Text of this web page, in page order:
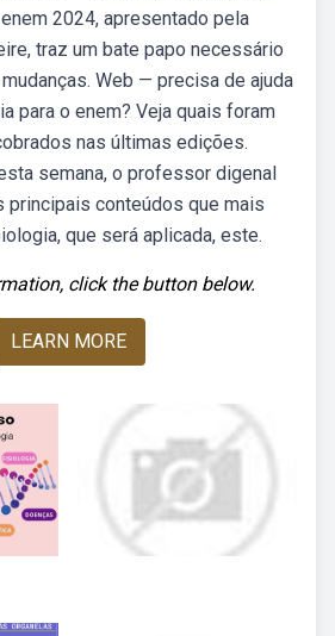
2024, apresentado pela
traz um bate papo necessário
Web — precisa de ajuda
para o enem? Veja quais foram
nas últimas edições.
semana, o professor digenal
principais conteúdos que mais
que será aplicada, este.
click the button below.
LEARN MORE